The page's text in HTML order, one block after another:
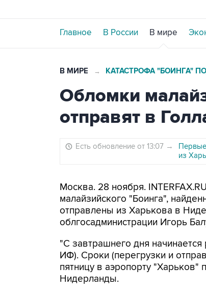
Главное В России В мире
В МИРЕ → КАТАСТРОФА "БОИНГА"
Обломки
отправят в
Есть обновление от 13:07 →
из
Москва. 28 ноября.
малайзийского "Боинга",
отправлены из Харькова в
облгосадминистрации Игорь
"С завтрашнего дня
ИФ). Сроки (перегрузки и
пятницу в аэропорту "Харьков"
Нидерланды.